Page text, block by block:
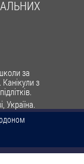
за
з
Україна.